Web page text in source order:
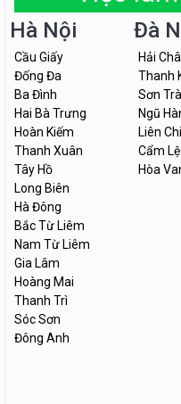
Hà Nội
Cầu Giấy
Đống Đa
Ba Đình
Hai Bà Trưng
Hoàn Kiếm
Thanh Xuân
Tây Hồ
Long Biên
Hà Đông
Bắc Từ Liêm
Nam Từ Liêm
Gia Lâm
Hoàng Mai
Thanh Trì
Sóc Sơn
Đông Anh
Đà
Hải
Thanh
Sơn Trà
Ngũ
Liên
Cẩm Lệ
Hòa